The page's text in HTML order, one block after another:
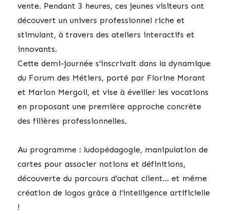
vente. Pendant 3 heures, ces jeunes visiteurs ont
découvert un univers professionnel riche et
stimulant, à travers des ateliers interactifs et
innovants.
Cette demi-journée s’inscrivait dans la dynamique
du Forum des Métiers, porté par Florine Morant
et Marion Mergoil, et vise à éveiller les vocations
en proposant une première approche concrète
des filières professionnelles.
Au programme : ludopédagogie, manipulation de
cartes pour associer notions et définitions,
découverte du parcours d’achat client… et même
création de logos grâce à l’intelligence artificielle
!